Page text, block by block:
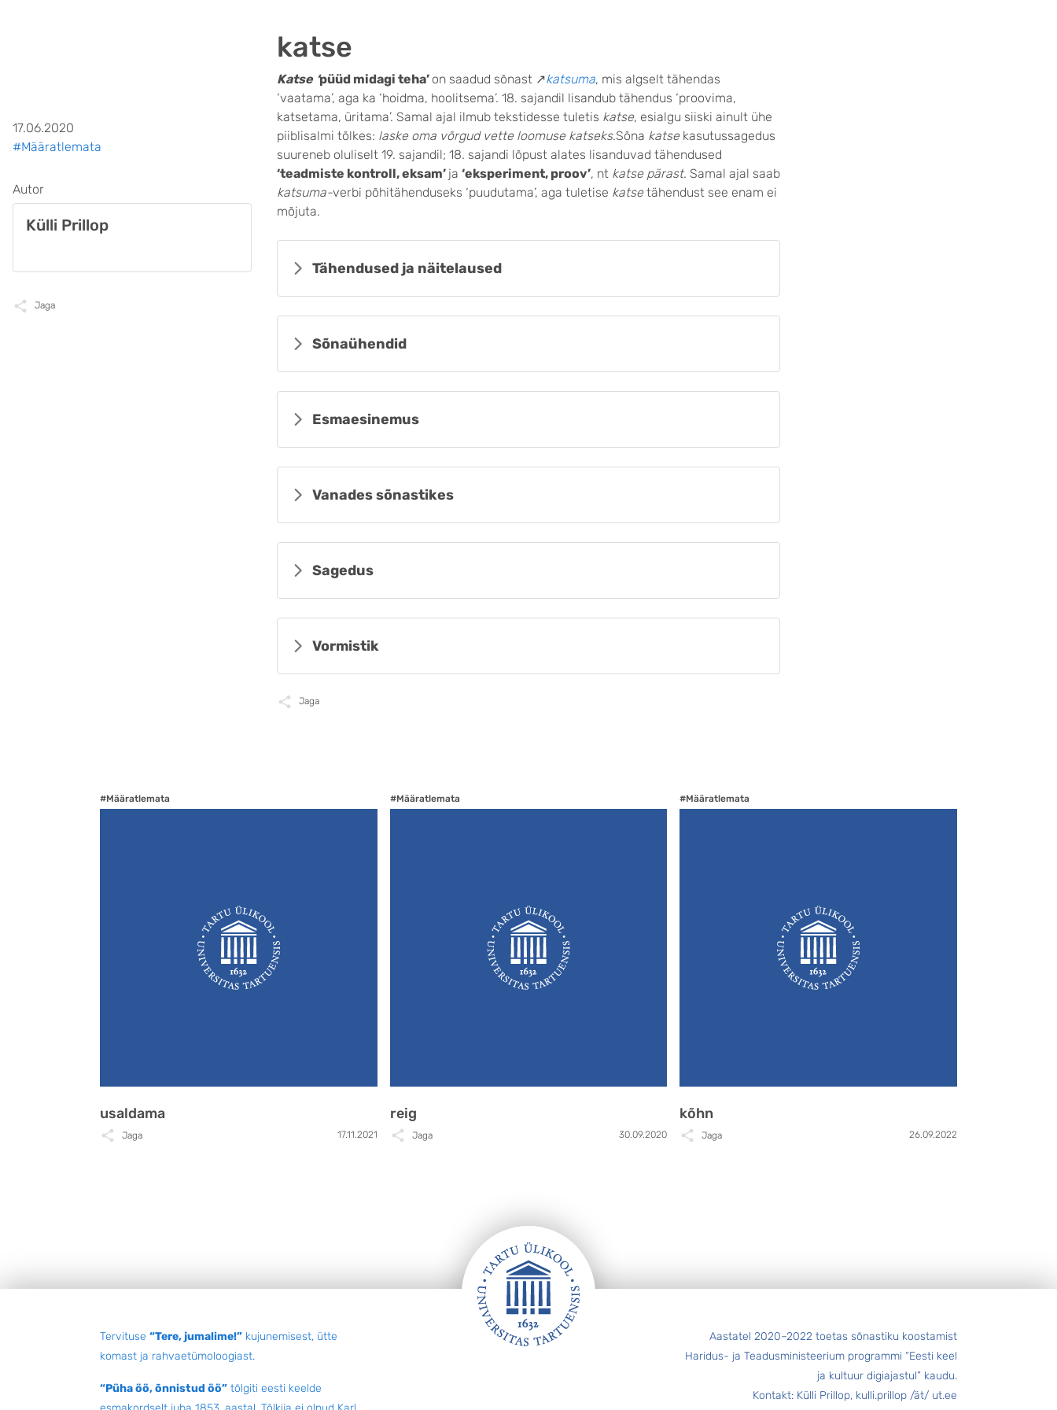
katse
Katse ‘püüd midagi teha’ on saadud sõnast ↗katsuma, mis algselt tähendas
‘vaatama’, aga ka ‘hoidma, hoolitsema’. 18. sajandil lisandub tähendus ‘proovima,
katsetama, üritama’. Samal ajal ilmub tekstidesse tuletis katse, esialgu siiski ainult ühe
piiblisalmi tõlkes: laske oma võrgud vette loomuse katseks.Sõna katse kasutussagedus
suureneb oluliselt 19. sajandil; 18. sajandi lõpust alates lisanduvad tähendused
‘teadmiste kontroll, eksam’ ja ‘eksperiment, proov’, nt katse pärast. Samal ajal saab
katsuma-verbi põhitähenduseks ‘puudutama’, aga tuletise katsetähendust see enam ei
mõjuta.
Tähendused ja näitelaused
Sõnaühendid
Esmaesinemus
Vanades sõnastikes
Sagedus
Vormistik
Jaga
17.06.2020
#Määratlemata
Autor
Külli Prillop
Jaga
#Määratlemata
usaldama
Jaga 17.11.2021
#Määratlemata
reig
Jaga 30.09.2020
#Määratlemata
kõhn
Jaga 26.09.2022
Tervituse “Tere, jumalime!”kujunemisest, ütte
komast ja rahvaetümoloogiast.
“Püha öö, õnnistud öö”tõlgiti eesti keelde
Aastatel 2020–2022 toetas sõnastiku koostamist
Haridus- ja Teadusministeerium programmi “Eesti keel
ja kultuur digiajastul” kaudu.
Kontakt: Külli Prillop, kulli.prillop /ät/ ut.ee